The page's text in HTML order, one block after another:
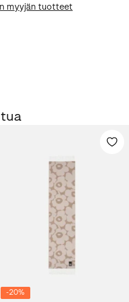
myyjän tuotteet
-20%